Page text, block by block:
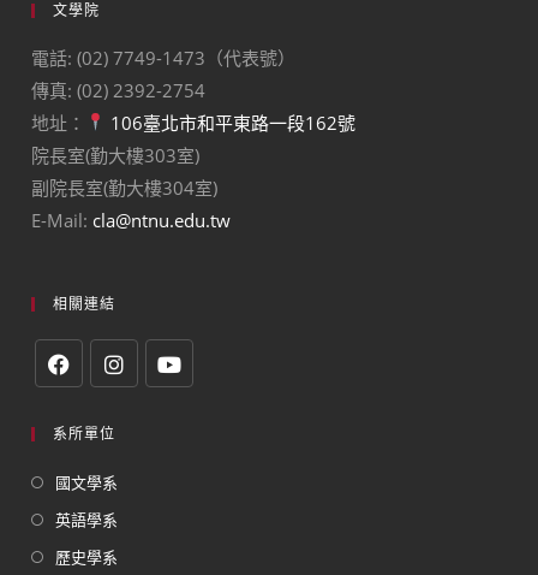
文學院
電話: (02) 7749-1473（代表號）
傳真: (02) 2392-2754
地址：
106臺北市和平東路一段162號
院長室(勤大樓303室)
副院長室(勤大樓304室)
E-Mail: cla@ntnu.edu.tw
相關連結
系所單位
國文學系
英語學系
歷史學系